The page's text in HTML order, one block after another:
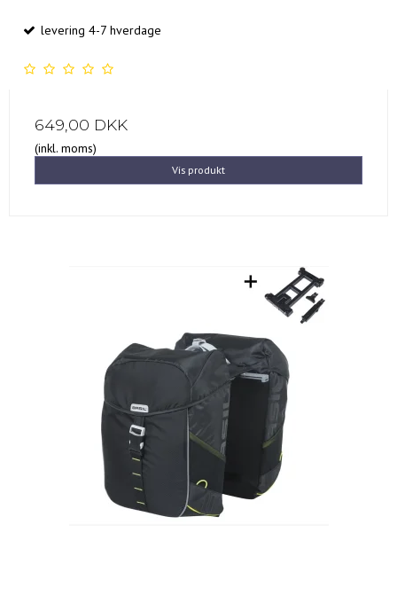
levering 4-7 hverdage
649,00 DKK
(inkl. moms)
Vis produkt